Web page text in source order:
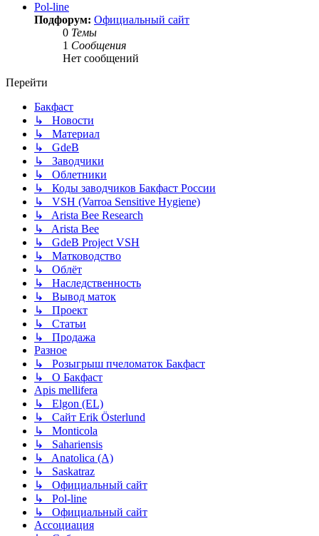
Pol-line
Подфорум: Официальный сайт
0 Темы
1 Сообщения
Нет сообщений
Перейти
Бакфаст
↳ Новости
↳ Материал
↳ GdeB
↳ Заводчики
↳ Облетники
↳ Коды заводчиков Бакфаст России
↳ VSH (Varroa Sensitive Hygiene)
↳ Arista Bee Research
↳ Arista Bee
↳ GdeB Project VSH
↳ Матководство
↳ Облёт
↳ Наследственность
↳ Вывод маток
↳ Проект
↳ Статьи
↳ Продажа
Разное
↳ Розыгрыш пчеломаток Бакфаст
↳ О Бакфаст
Apis mellifera
↳ Elgon (EL)
↳ Сайт Erik Österlund
↳ Monticola
↳ Sahariensis
↳ Anatolica (A)
↳ Saskatraz
↳ Официальный сайт
↳ Pol-line
↳ Официальный сайт
Ассоциация